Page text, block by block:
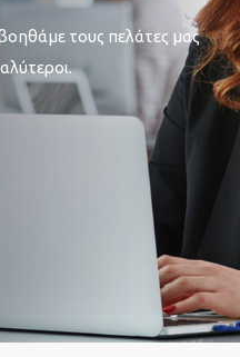
τους πελάτες μας